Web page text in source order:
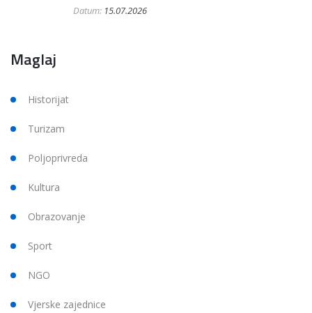
Datum: 15.07.2026
Maglaj
Historijat
Turizam
Poljoprivreda
Kultura
Obrazovanje
Sport
NGO
Vjerske zajednice